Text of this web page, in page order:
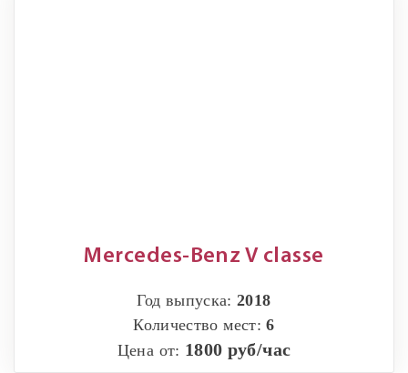
Mercedes-Benz V classe
Год выпуска:2018
Количество мест:6
Цена от: 1800 руб/час